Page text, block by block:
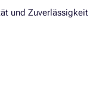
und